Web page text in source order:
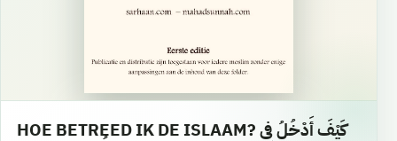
HOE BETREED IK DE ISLAAM? كَيْفَ أَدْخُلُ فِي